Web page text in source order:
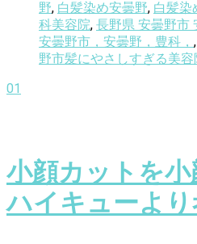
野, 白髪染め安曇野, 白髪染
科美容院, 長野県 安曇野市
安曇野市，安曇野，豊科， ,
野市髪にやさしすぎる美
01
小顔カットを
ハイキューよ